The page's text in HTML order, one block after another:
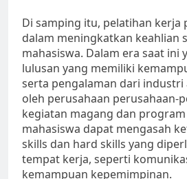
Di samping itu, pelatihan kerja
dalam meningkatkan keahlian
mahasiswa. Dalam era saat ini
lulusan yang memiliki
serta pengalaman dari industri
oleh perusahaan perusahaan-
kegiatan magang dan
mahasiswa dapat mengasah
skills dan hard skills yang
tempat kerja, seperti
kemampuan kepemimpinan.